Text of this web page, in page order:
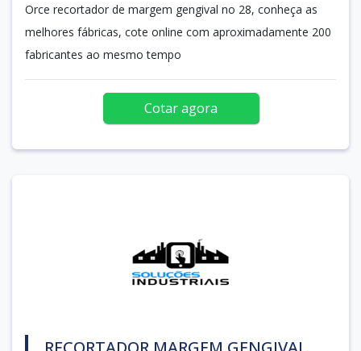
Orce recortador de margem gengival no 28, conheça as
melhores fábricas, cote online com aproximadamente 200
fabricantes ao mesmo tempo
Cotar agora